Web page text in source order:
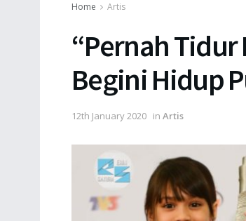
Home Artis
“Pernah
Begini Hidup
12th January 2020 in Artis